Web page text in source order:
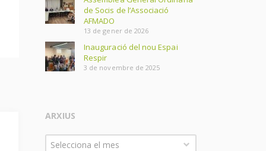
de Socis de l’Associació
AFMADO
13 de gener de 2026
Inauguració del nou Espai
Respir
3 de novembre de 2025
ARXIUS
Arxius
Selecciona el mes